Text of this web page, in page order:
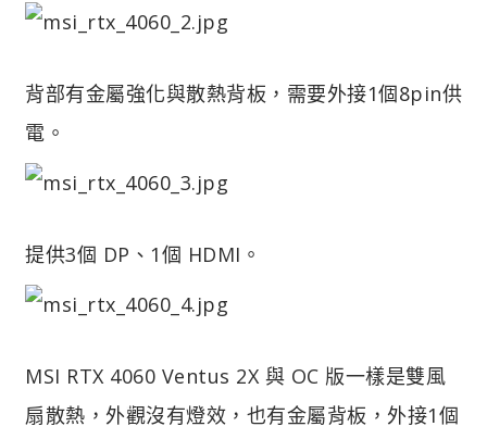
背部有金屬強化與散熱背板，需要外接1個8pin供
電。
提供3個 DP、1個 HDMI。
MSI RTX 4060 Ventus 2X 與 OC 版一樣是雙風
扇散熱，外觀沒有燈效，也有金屬背板，外接1個